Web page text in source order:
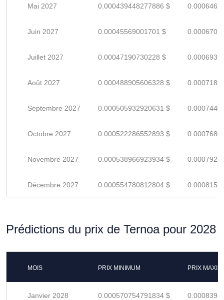
Mai 2027 0.000439448277886 $
Juin 2027 0.00045569001701 $
Juillet 2027 0.00047190730228 $
Août 2027 0.000488905606328 $
Septembre 2027 0.000505932920631 $
Octobre 2027 0.000522286552893 $
Novembre 2027 0.000538966923934 $
Décembre 2027 0.000554780812804 $
Prédictions du prix de Ternoa pour 2028
MOIS PRIX MINIMUM PRIX
Janvier 2028 0.000570754791834 $